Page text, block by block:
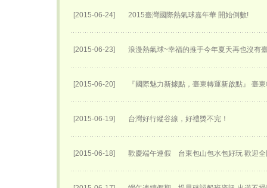
[2015-06-24] 2015臺灣國際熱氣球嘉年華 開始倒數!
[2015-06-23] 浪漫熱氣球~幸福的推手今年夏天再也沒有
[2015-06-20] 『國際魅力新據點，臺東轉運新啟點』 臺東
[2015-06-19] 台灣好行縱谷線，好禮獎不完！
[2015-06-18] 歡慶端午連假 台東包山包水包好玩 歡迎